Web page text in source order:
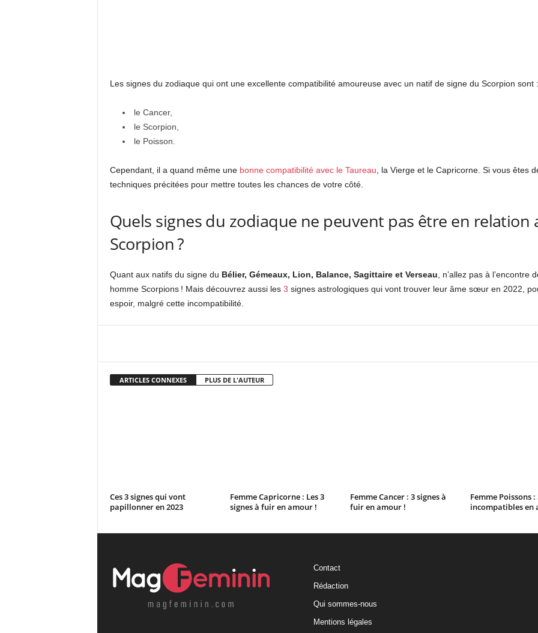
Les signes du zodiaque qui ont une excellente compatibilité amoureuse avec un natif de signe du Scorpion sont :
le Cancer,
le Scorpion,
le Poisson.
Cependant, il a quand même une bonne compatibilité avec le Taureau , la Vierge et le Capricorne. Si vous êtes
techniques précitées pour mettre toutes les chances de votre côté.
Quels signes du zodiaque ne peuvent pas être en relation
Scorpion ?
Quant aux natifs du signe du Bélier, Gémeaux, Lion, Balance, Sagittaire et Verseau , n’allez pas à
homme Scorpions ! Mais découvrez aussi les 3 signes astrologiques qui vont trouver leur âme sœur en 2022 ,
espoir, malgré cette incompatibilité.
ARTICLES CONNEXES PLUS DE L'AUTEUR
Ces 3 signes qui vont
papillonner en 2023
Femme Capricorne : Les 3
signes à fuir en amour !
Femme Cancer : 3 signes à
fuir en amour !
Femme Poissons :
incompatibles en
Contact
Rédaction
Qui sommes-nous
Mentions légales